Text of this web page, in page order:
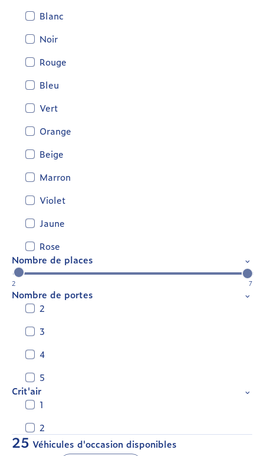
Blanc
Noir
Rouge
Bleu
Vert
Orange
Beige
Marron
Violet
Jaune
Rose
Nombre de places
2 7
Nombre de portes
2
3
4
5
Crit'air
1
2
25 Véhicules d'occasion disponibles